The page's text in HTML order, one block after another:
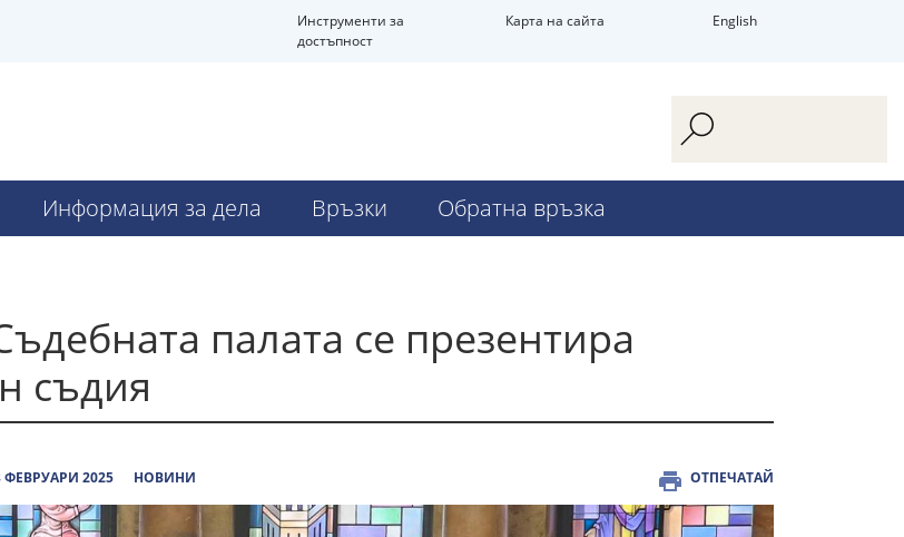
Инструменти за
достъпност
Карта на сайта English
Информация за дела Връзки Обратна връзка
палата се презентира
съдия
2025 НОВИНИ ОТПЕЧАТАЙ